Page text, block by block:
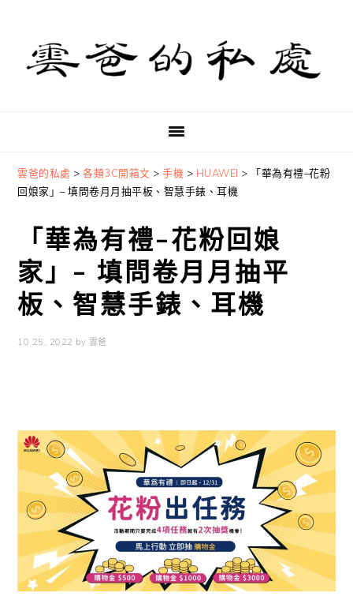
primary
navigation
content
primary
sidebar
雲爸的私處 >各類3C開箱文 >手機 > HUAWEI >
「華為有禮–花粉
回娘家」– 填問卷月月抽平板、智慧手錶、耳機
「華為有禮–花粉回娘
家」– 填問卷月月抽平
板、智慧手錶、耳機
10 25, 2022 by 雲爸